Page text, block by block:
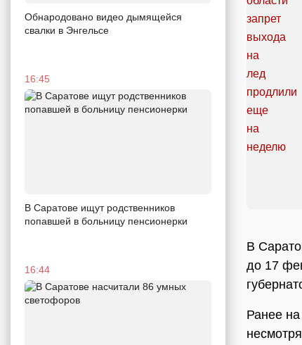
Обнародовано видео дымящейся
свалки в Энгельсе
16:45
В Саратове ищут родственников
попавшей в больницу пенсионерки
16:44
В
до 17
Ранее